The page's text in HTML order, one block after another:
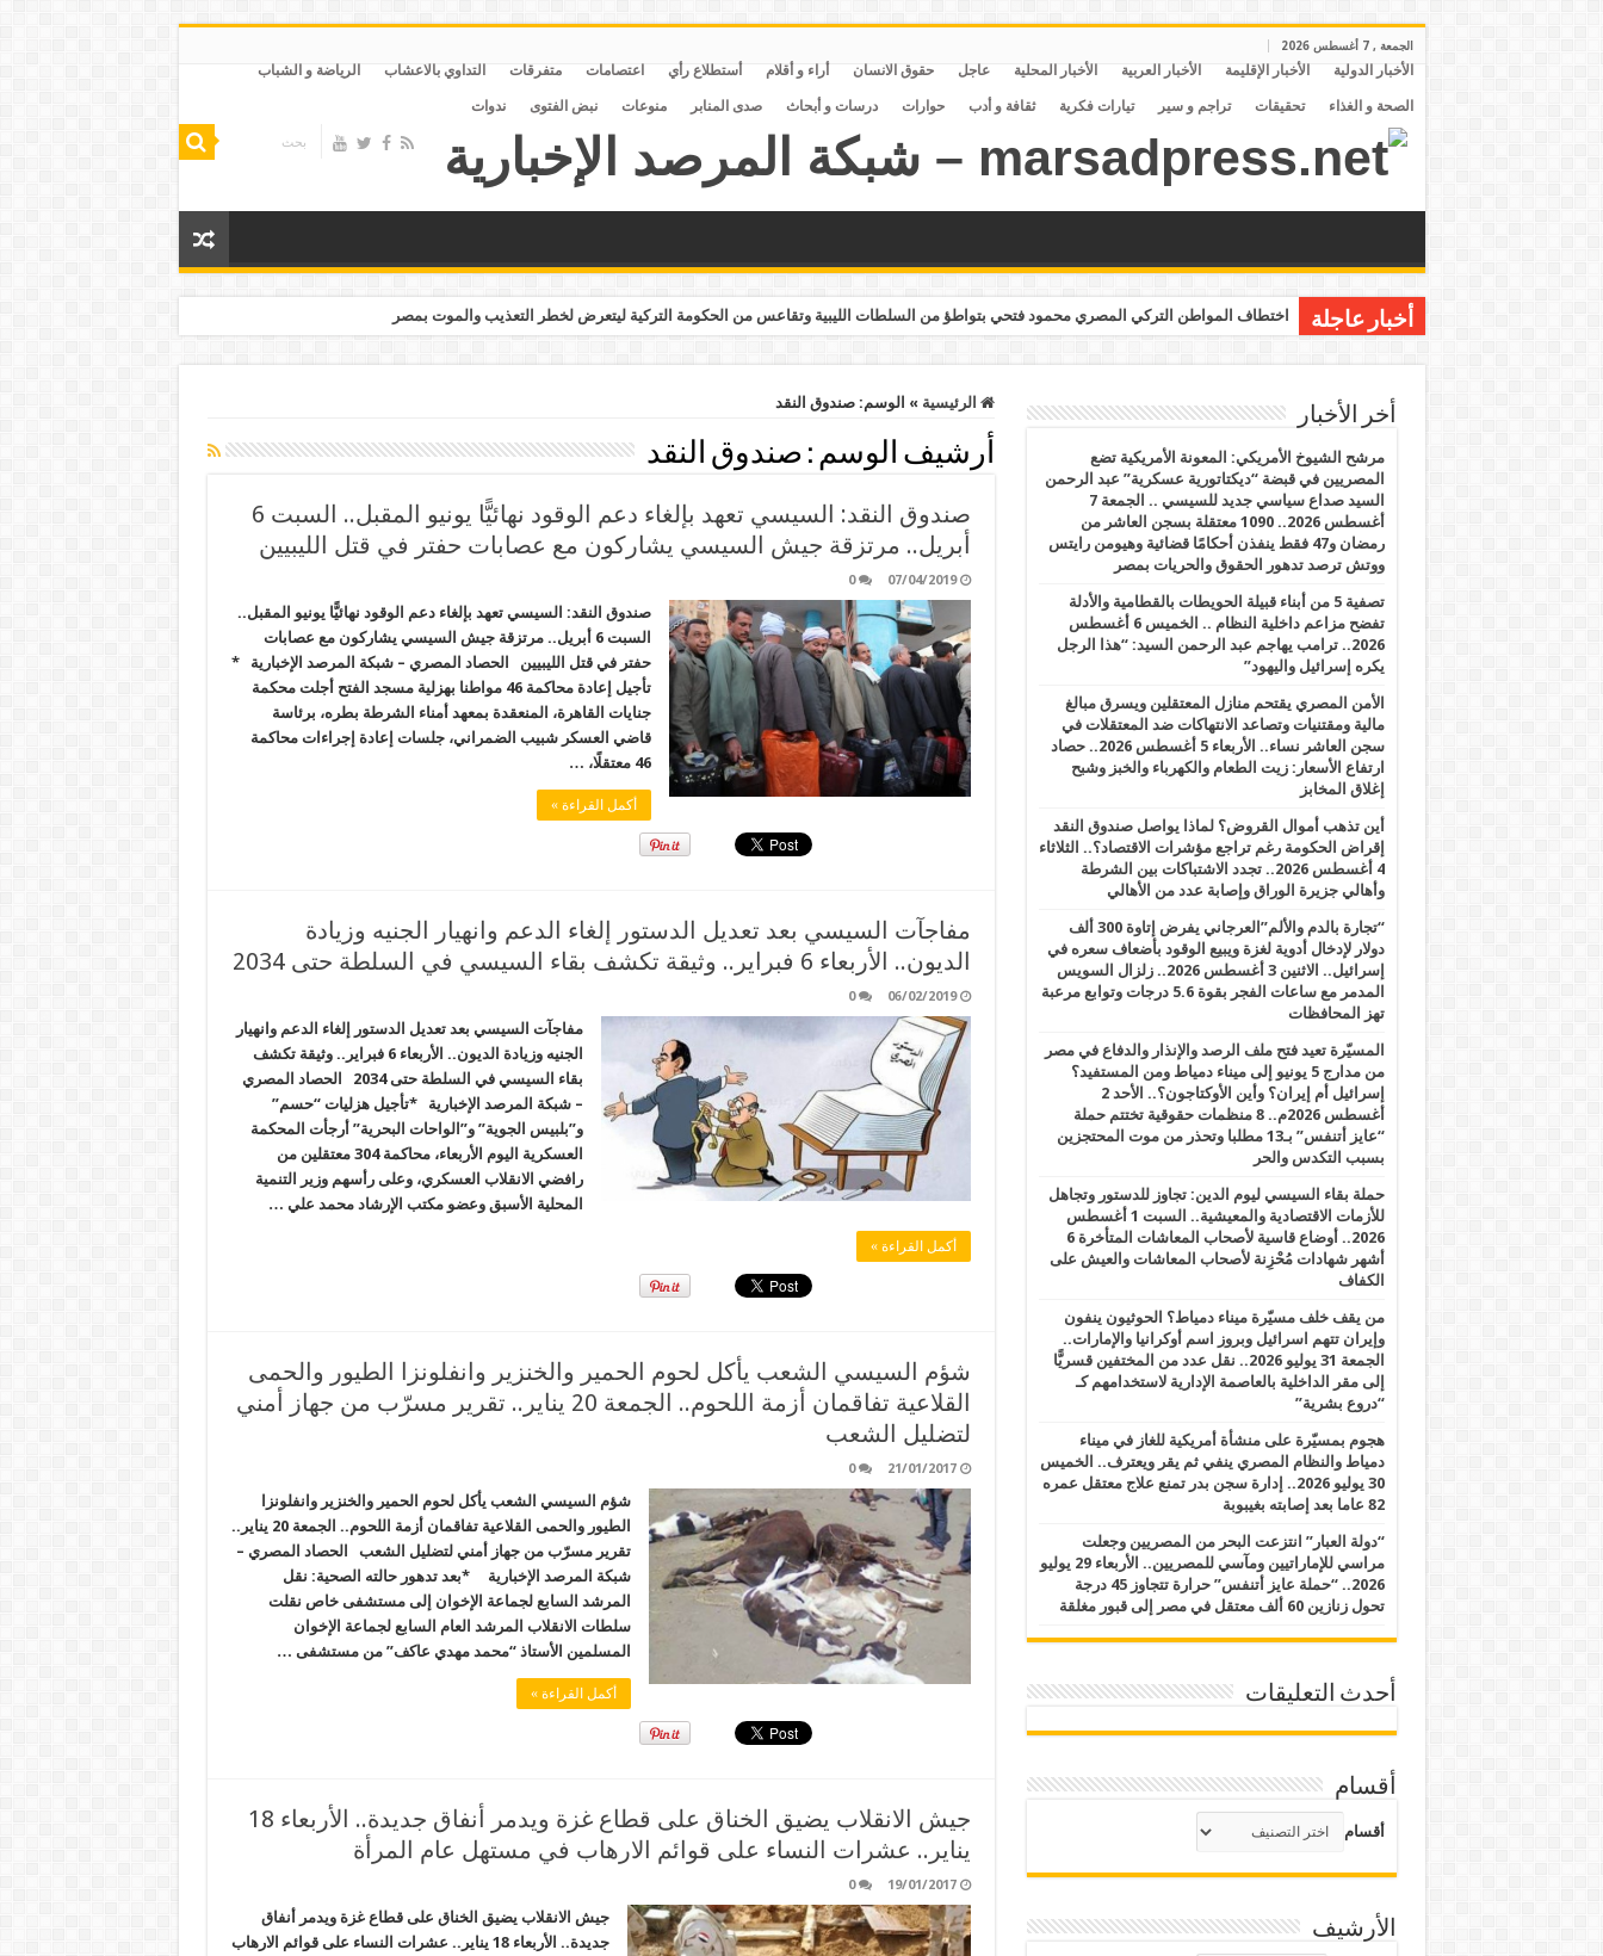
الجمعة , 7 أغسطس 2026
الأخبار الدولية الأخبار الإقليمة الأخبار العربية الأخبار المحلية عاجل حقوق الانسان أراء و أقلام أستطلاع رأي اعتصامات متفرقات التداوي بالاعشاب الرياضة و الشباب
الصحة و الغذاء تحقيقات تراجم و سير تيارات فكرية ثقافة و أدب حوارات درسات و أبحاث صدى المنابر منوعات نبض الفتوى ندوات
أخبار عاجلة اختطاف المواطن التركي المصري محمود فتحي بتواطؤ من السلطات الليبية وتقاعس من الحكومة التركية ليتعرض لخطر التعذيب والموت بمصر
الرئيسية » الوسم:صندوق النقد
أرشيف الوسم : صندوق النقد
صندوق النقد: السيسي تعهد بإلغاء دعم الوقود نهائيًّا يونيو المقبل.. السبت 6
أبريل.. مرتزقة جيش السيسي يشاركون مع عصابات حفتر في قتل الليبيين
07/04/2019
0
صندوق النقد: السيسي تعهد بإلغاء دعم الوقود نهائيًّا يونيو المقبل..
السبت 6 أبريل.. مرتزقة جيش السيسي يشاركون مع عصابات
حفتر في قتل الليبيين الحصاد المصري – شبكة المرصد الإخبارية *
تأجيل إعادة محاكمة 46 مواطنا بهزلية مسجد الفتح أجلت محكمة
جنايات القاهرة، المنعقدة بمعهد أمناء الشرطة بطره، برئاسة
قاضي العسكر شبيب الضمراني، جلسات إعادة إجراءات محاكمة
46 معتقلًا، …
أكمل القراءة »
مفاجآت السيسي بعد تعديل الدستور إلغاء الدعم وانهيار الجنيه وزيادة
الديون.. الأربعاء 6 فبراير.. وثيقة تكشف بقاء السيسي في السلطة حتى 2034
06/02/2019
0
مفاجآت السيسي بعد تعديل الدستور إلغاء الدعم وانهيار
الجنيه وزيادة الديون.. الأربعاء 6 فبراير.. وثيقة تكشف
بقاء السيسي في السلطة حتى 2034 الحصاد المصري
– شبكة المرصد الإخبارية *تأجيل هزليات “حسم”
و”بلبيس الجوية” و”الواحات البحرية” أرجأت المحكمة
العسكرية اليوم الأربعاء، محاكمة 304 معتقلين من
رافضي الانقلاب العسكري، وعلى رأسهم وزير التنمية
المحلية الأسبق وعضو مكتب الإرشاد محمد علي …
أكمل القراءة »
شؤم السيسي الشعب يأكل لحوم الحمير والخنزير وانفلونزا الطيور والحمى
القلاعية تفاقمان أزمة اللحوم.. الجمعة 20 يناير.. تقرير مسرّب من جهاز أمني
لتضليل الشعب
21/01/2017
0
شؤم السيسي الشعب يأكل لحوم الحمير والخنزير وانفلونزا
الطيور والحمى القلاعية تفاقمان أزمة اللحوم.. الجمعة 20 يناير..
تقرير مسرّب من جهاز أمني لتضليل الشعب الحصاد المصري –
شبكة المرصد الإخبارية *بعد تدهور حالته الصحية: نقل
المرشد السابع لجماعة الإخوان إلى مستشفى خاص نقلت
سلطات الانقلاب المرشد العام السابع لجماعة الإخوان
المسلمين الأستاذ “محمد مهدي عاكف” من مستشفى …
أكمل القراءة »
جيش الانقلاب يضيق الخناق على قطاع غزة ويدمر أنفاق جديدة.. الأربعاء 18
يناير.. عشرات النساء على قوائم الارهاب في مستهل عام المرأة
19/01/2017
0
جيش الانقلاب يضيق الخناق على قطاع غزة ويدمر أنفاق
جديدة.. الأربعاء 18 يناير.. عشرات النساء على قوائم الارهاب
أخر الأخبار
مرشح الشيوخ الأمريكي: المعونة الأمريكية تضع
المصريين في قبضة “ديكتاتورية عسكرية” عبد الرحمن
السيد صداع سياسي جديد للسيسي .. الجمعة 7
أغسطس 2026.. 1090 معتقلة بسجن العاشر من
رمضان و47 فقط ينفذن أحكامًا قضائية وهيومن رايتس
ووتش ترصد تدهور الحقوق والحريات بمصر
تصفية 5 من أبناء قبيلة الحويطات بالقطامية والأدلة
تفضح مزاعم داخلية النظام .. الخميس 6 أغسطس
2026.. ترامب يهاجم عبد الرحمن السيد: “هذا الرجل
يكره إسرائيل واليهود”
الأمن المصري يقتحم منازل المعتقلين ويسرق مبالغ
مالية ومقتنيات وتصاعد الانتهاكات ضد المعتقلات في
سجن العاشر نساء.. الأربعاء 5 أغسطس 2026.. حصاد
ارتفاع الأسعار: زيت الطعام والكهرباء والخبز وشبح
إغلاق المخابز
أين تذهب أموال القروض؟ لماذا يواصل صندوق النقد
إقراض الحكومة رغم تراجع مؤشرات الاقتصاد؟.. الثلاثاء
4 أغسطس 2026.. تجدد الاشتباكات بين الشرطة
وأهالي جزيرة الوراق وإصابة عدد من الأهالي
“تجارة بالدم والألم”العرجاني يفرض إتاوة 300 ألف
دولار لإدخال أدوية لغزة ويبيع الوقود بأضعاف سعره في
إسرائيل.. الاثنين 3 أغسطس 2026.. زلزال السويس
المدمر مع ساعات الفجر بقوة 5.6 درجات وتوابع مرعبة
تهز المحافظات
المسيّرة تعيد فتح ملف الرصد والإنذار والدفاع في مصر
من مدارج 5 يونيو إلى ميناء دمياط ومن المستفيد؟
إسرائيل أم إيران؟ وأين الأوكتاجون؟.. الأحد 2
أغسطس 2026م.. 8 منظمات حقوقية تختتم حملة
“عايز أتنفس” بـ13 مطلبا وتحذر من موت المحتجزين
بسبب التكدس والحر
حملة بقاء السيسي ليوم الدين: تجاوز للدستور وتجاهل
للأزمات الاقتصادية والمعيشية.. السبت 1 أغسطس
2026.. أوضاع قاسية لأصحاب المعاشات المتأخرة 6
أشهر شهادات مُحْزِنة لأصحاب المعاشات والعيش على
الكفاف
من يقف خلف مسيّرة ميناء دمياط؟ الحوثيون ينفون
وإيران تتهم اسرائيل وبروز اسم أوكرانيا والإمارات..
الجمعة 31 يوليو 2026.. نقل عدد من المختفين قسريًّا
إلى مقر الداخلية بالعاصمة الإدارية لاستخدامهم كـ
“دروع بشرية”
هجوم بمسيّرة على منشأة أمريكية للغاز في ميناء
دمياط والنظام المصري ينفي ثم يقر ويعترف.. الخميس
30 يوليو 2026.. إدارة سجن بدر تمنع علاج معتقل عمره
82 عاما بعد إصابته بغيبوبة
“دولة العبار” انتزعت البحر من المصريين وجعلت
مراسي للإماراتيين ومآسي للمصريين.. الأربعاء 29 يوليو
2026.. “حملة عايز أتنفس” حرارة تتجاوز 45 درجة
تحول زنازين 60 ألف معتقل في مصر إلى قبور مغلقة
أحدث التعليقات
أقسام
أقسام
الأرشيف